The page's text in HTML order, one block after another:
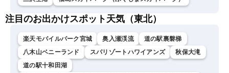
注目のお出かけスポット天気（東北）
楽天モバイルパーク宮城 奥入瀬渓流
道の駅裏磐梯
八木山ベニーランド
スパリゾートハワイアンズ
秋保大滝
道の駅十和田湖